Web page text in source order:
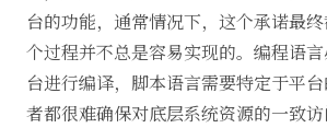
台的功能，通常情况下，这个承诺最
个过程并不总是容易实现的。编程语
台进行编译，脚本语言需要特定于平
者都很难确保对底层系统资源的一致